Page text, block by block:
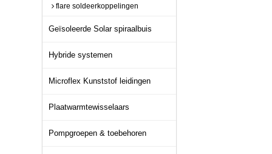
flare soldeerkoppelingen
Geïsoleerde Solar spiraalbuis
Hybride systemen
Microflex Kunststof leidingen
Plaatwarmtewisselaars
Pompgroepen & toebehoren